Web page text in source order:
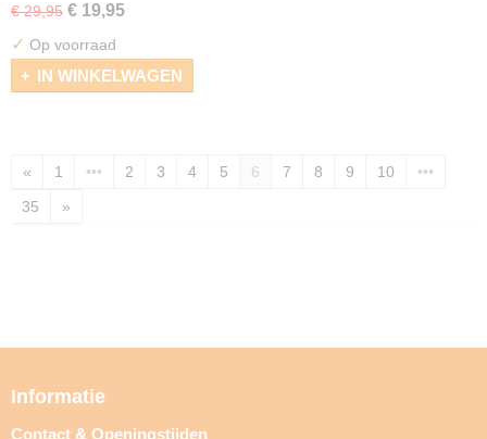
€ 29,95 € 19,95
✓ Op voorraad
IN WINKELWAGEN
« 1 ••• 2 3 4 5 6 7 8 9 10
•••
35
»
Informatie
Contact & Openingstijden